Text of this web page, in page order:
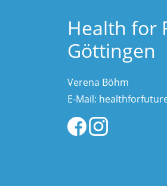
Health for
Göttingen
Verena Böhm
E-Mail: